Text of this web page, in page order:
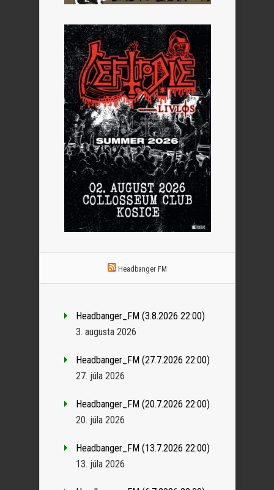
Headbanger FM
Headbanger_FM (3.8.2026 22:00)
3. augusta 2026
Headbanger_FM (27.7.2026 22:00)
27. júla 2026
Headbanger_FM (20.7.2026 22:00)
20. júla 2026
Headbanger_FM (13.7.2026 22:00)
13. júla 2026